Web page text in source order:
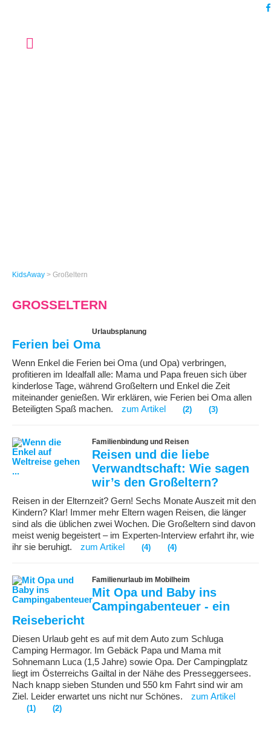
KidsAway > Großeltern
GROSSELTERN
Urlaubsplanung
Ferien bei Oma
Wenn Enkel die Ferien bei Oma (und Opa) verbringen,
profitieren im Idealfall alle: Mama und Papa freuen sich über
kinderlose Tage, während Großeltern und Enkel die Zeit
miteinander genießen. Wir erklären, wie Ferien bei Oma allen
Beteiligten Spaß machen.
zum Artikel (2) (3)
Familienbindung und Reisen
Reisen und die liebe
Verwandtschaft: Wie sagen
wir’s den Großeltern?
Reisen in der Elternzeit? Gern! Sechs Monate Auszeit mit den
Kindern? Klar! Immer mehr Eltern wagen Reisen, die länger
sind als die üblichen zwei Wochen. Die Großeltern sind davon
meist wenig begeistert – im Experten-Interview erfahrt ihr, wie
ihr sie beruhigt.
zum Artikel (4) (4)
Familienurlaub im Mobilheim
Mit Opa und Baby ins
Campingabenteuer - ein
Reisebericht
Diesen Urlaub geht es auf mit dem Auto zum Schluga
Camping Hermagor. Im Gebäck Papa und Mama mit
Sohnemann Luca (1,5 Jahre) sowie Opa. Der Campingplatz
liegt im Österreichs Gailtal in der Nähe des Presseggersees.
Nach knapp sieben Stunden und 550 km Fahrt sind wir am
Ziel. Leider erwartet uns nicht nur Schönes.
zum Artikel
(1) (2)